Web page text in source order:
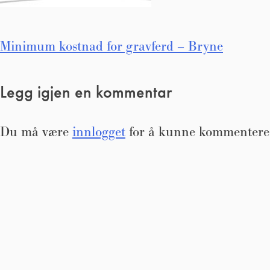
Innleggsnavigasjon
Minimum kostnad for gravferd – Bryne
Legg igjen en kommentar
Du må være innlogget for å kunne